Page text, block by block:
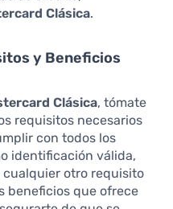
Clásica.
y Beneficios
Clásica, tómate
requisitos necesarios
con todos los
identificación válida,
otro requisito
beneficios que ofrece